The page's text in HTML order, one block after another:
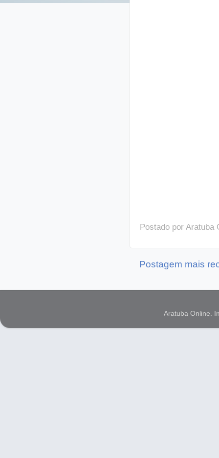
Postado por Aratuba
Postagem mais
Aratuba Online.